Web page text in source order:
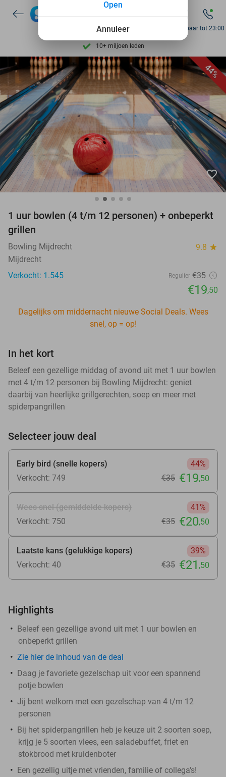
7 dagen per week beschikbaar
10+ miljoen leden
9,4 op basis van
Ontdek 15.000+ deals
7 dagen per week beschikbaar
10+ miljoen leden
Bereikbaar tot 23:00
44%
favorite_border
1 uur bowlen (4 t/m 12 personen) + onbeperkt
grillen
Bowling Mijdrecht 9.8 star
Mijdrecht
Verkocht: 1.545
Regulier €35
€19,50
Dagelijks om middernacht nieuwe Social Deals. Wees
snel, op = op!
In het kort
Beleef een gezellige middag of avond uit met 1 uur bowlen
met 4 t/m 12 personen bij Bowling Mijdrecht: geniet
daarbij van heerlijke grillgerechten, soep en meer met
spiderpangrillen
Selecteer jouw deal
Early bird (snelle kopers)
44%
Verkocht: 749
€35 €19,50
Wees snel (gemiddelde kopers)
41%
Verkocht: 750
€35 €20,50
Laatste kans (gelukkige kopers)
39%
Verkocht: 40
€35 €21 ,50
Highlights
Beleef een gezellige avond uit met 1 uur bowlen en
onbeperkt grillen
Zie hierde inhoud van de deal
Daag je favoriete gezelschap uit voor een spannend
potje bowlen
Jij bent welkom met een gezelschap van 4 t/m 12
personen
Bij het spiderpangrillen heb je keuze uit 2 soorten soep,
krijg je 5 soorten vlees, een saladebuffet, friet en
stokbrood met kruidenboter
Een gezellig uitje met vrienden, familie of collega's!
Annuleer
Open